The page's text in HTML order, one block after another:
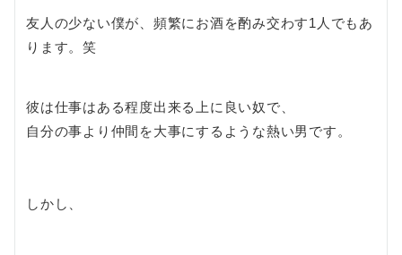
友人の少ない僕が、頻繁にお酒を酌み交わす1人でもあ
ります。笑
彼は仕事はある程度出来る上に良い奴で、
自分の事より仲間を大事にするような熱い男です。
しかし、